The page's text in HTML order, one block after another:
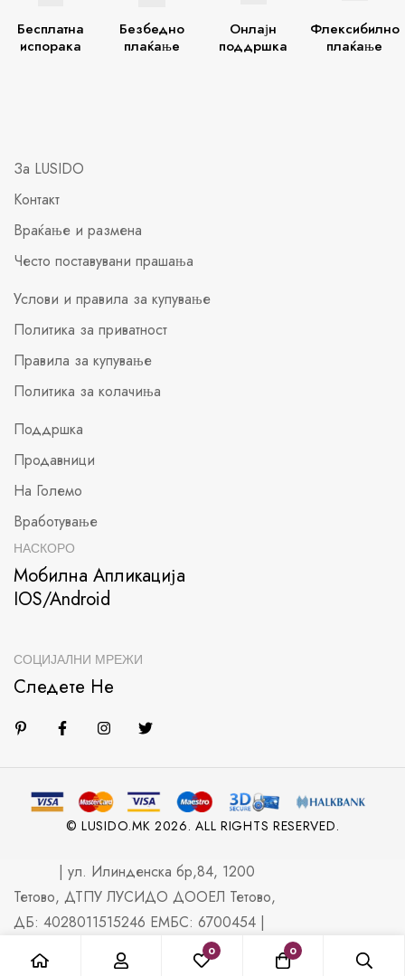
Бесплатна
испорака
Безбедно
плаќање
Онлајн
поддршка
Флексибилно
плаќање
За LUSIDO
Контакт
Враќање и размена
Често поставувани прашања
Услови и правила за купување
Политика за приватност
Правила за купување
Политика за колачиња
Поддршка
Продавници
На Големо
Вработување
НАСКОРО
Мобилна Апликација
IOS/Android
СОЦИЈАЛНИ МРЕЖИ
Следете Не
© LUSIDO.MK 2026. ALL RIGHTS RESERVED.
| ул. Илинденска бр,84, 1200
Тетово, ДТПУ ЛУСИДО ДООЕЛ Тетово,
ДБ: 4028011515246 ЕМБС: 6700454 |
0 0